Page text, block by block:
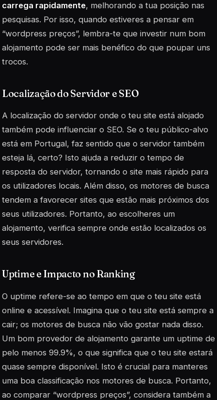
carrega rapidamente, melhorando a tua posição nas
pesquisas. Por isso, quando estiveres a pensar em
“wordpress preços”, lembra-te que investir num bom
alojamento pode ser mais benéfico do que poupar uns
trocos.
Localização do Servidor e SEO
A localização do servidor onde o teu site está alojado
também pode influenciar o SEO. Se o teu público-alvo
está em Portugal, faz sentido que o servidor também
esteja lá, certo? Isto ajuda a reduzir o tempo de
resposta do servidor, tornando o site mais rápido para
os utilizadores locais. Além disso, os motores de busca
tendem a favorecer sites que estão mais próximos dos
seus utilizadores. Portanto, ao escolheres um
alojamento, verifica sempre onde estão localizados os
seus servidores.
Uptime e Impacto no Ranking
O uptime refere-se ao tempo em que o teu site está
online e acessível. Imagina que o teu site está sempre a
cair; os motores de busca não vão gostar nada disso.
Um bom provedor de alojamento garante um uptime de
pelo menos 99.9%, o que significa que o teu site estará
quase sempre disponível. Isto é crucial para manteres
uma boa classificação nos motores de busca. Portanto,
ao comparar “wordpress preços”, considera também a